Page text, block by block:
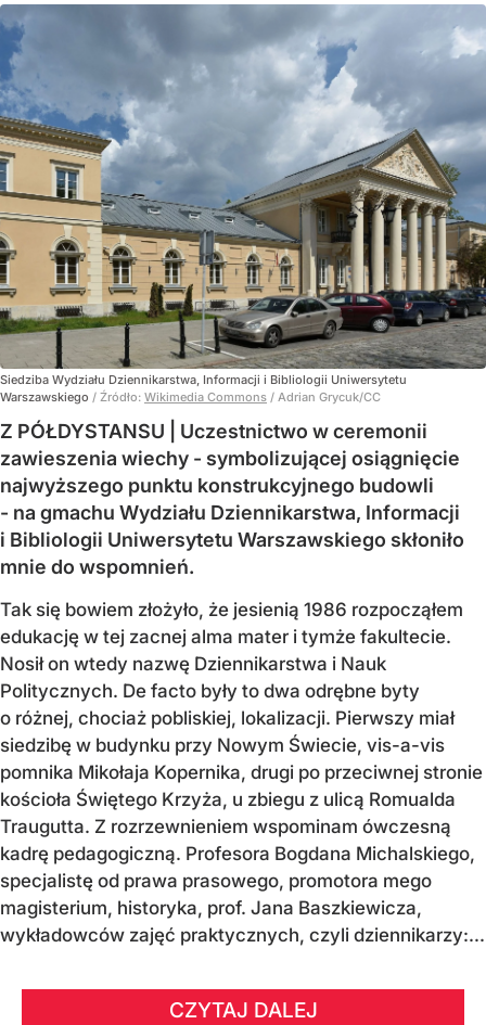
Siedziba Wydziału Dziennikarstwa, Informacji i Bibliologii Uniwersytetu
Warszawskiego / Źródło: Wikimedia Commons / Adrian Grycuk/CC
Z PÓŁDYSTANSU | Uczestnictwo w ceremonii
zawieszenia wiechy - symbolizującej osiągnięcie
najwyższego punktu konstrukcyjnego budowli
- na gmachu Wydziału Dziennikarstwa, Informacji
i Bibliologii Uniwersytetu Warszawskiego skłoniło
mnie do wspomnień.
Tak się bowiem złożyło, że jesienią 1986 rozpocząłem
edukację w tej zacnej alma mater i tymże fakultecie.
Nosił on wtedy nazwę Dziennikarstwa i Nauk
Politycznych. De facto były to dwa odrębne byty
o różnej, chociaż pobliskiej, lokalizacji. Pierwszy miał
siedzibę w budynku przy Nowym Świecie, vis-a-vis
pomnika Mikołaja Kopernika, drugi po przeciwnej stronie
kościoła Świętego Krzyża, u zbiegu z ulicą Romualda
Traugutta. Z rozrzewnieniem wspominam ówczesną
kadrę pedagogiczną. Profesora Bogdana Michalskiego,
specjalistę od prawa prasowego, promotora mego
magisterium, historyka, prof. Jana Baszkiewicza,
wykładowców zajęć praktycznych, czyli dziennikarzy:...
CZYTAJ DALEJ